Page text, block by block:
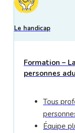
Le handicap
Formation –
personnes
Tous
Équipe